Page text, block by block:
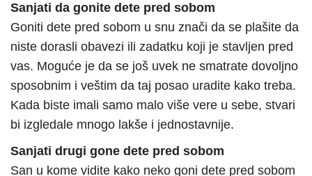
Sanjati da gonite dete pred sobom
Goniti dete pred sobom u snu znači da se plašite da
niste dorasli obavezi ili zadatku koji je stavljen pred
vas. Moguće je da se još uvek ne smatrate dovoljno
sposobnim i veštim da taj posao uradite kako treba.
Kada biste imali samo malo više vere u sebe, stvari
bi izgledale mnogo lakše i jednostavnije.
Sanjati drugi gone dete pred sobom
San u kome vidite kako neko goni dete pred sobom